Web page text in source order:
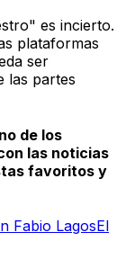
es incierto.
plataformas
ser
las partes
de los
las noticias
favoritos y
Fabio LagosEl